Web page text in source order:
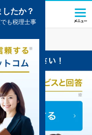
覧3件掲載中
たか？
も税理士事